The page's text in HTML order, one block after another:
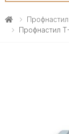
Профнастил
Профнастил